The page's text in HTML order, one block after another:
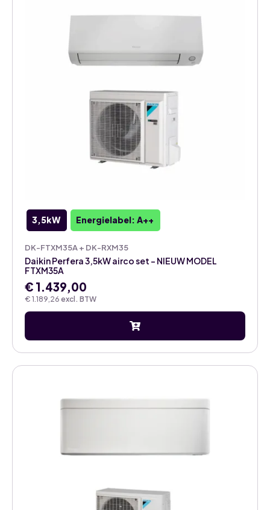
3,5kW Energielabel: A++
DK-FTXM35A + DK-RXM35
€ 1.189,26 excl. BTW
Daikin Perfera 3,5kW airco set – NIEUW MODEL
FTXM35A
€ 1.439,00